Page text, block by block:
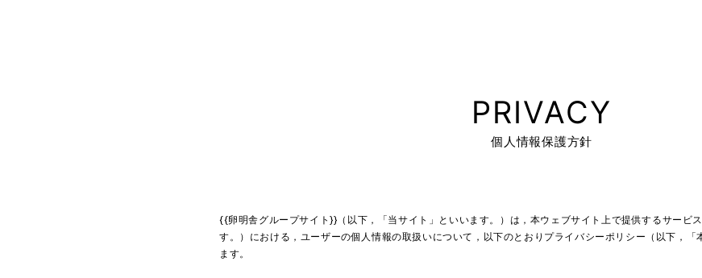
個人情報保護方針
{{卵明舎グループサイト}}（以下，「当サイト」といいます。）は，本ウェブサイト上で提供するサービ
す。）における，ユーザーの個人情報の取扱いについて，以下のとおりプライバシーポリシー（以下，「
ます。